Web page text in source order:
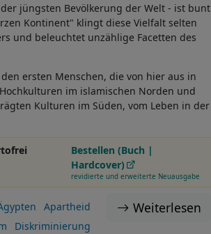
jüngsten Bevölkerung der Welt - ist bunt
Kontinent" klingt diese Vielfalt selten
und beleuchtet unzählige Facetten des
ersten Menschen, die von hier aus in
im islamischen Norden und
Kulturen im Süden, vom Leben in der
Bestellen (Buch |
Hardcover)
revidierte und erweiterte Neuausgabe
Weiterlesen
Apartheid
Diskriminierung